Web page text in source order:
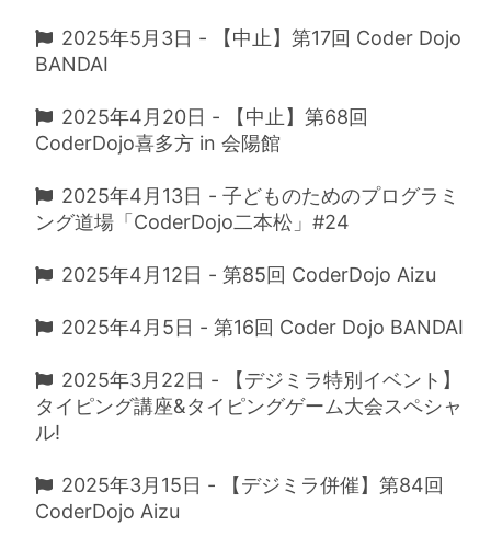
2025年5月3日 - 【中止】第17回 Coder Dojo
BANDAI
2025年4月20日 - 【中止】第68回
CoderDojo喜多方 in 会陽館
2025年4月13日 - 子どものためのプログラミ
ング道場「CoderDojo二本松」#24
2025年4月12日 - 第85回 CoderDojo Aizu
2025年4月5日 - 第16回 Coder Dojo BANDAI
2025年3月22日 - 【デジミラ特別イベント】
タイピング講座&タイピングゲーム大会スペシャ
ル!
2025年3月15日 - 【デジミラ併催】第84回
CoderDojo Aizu